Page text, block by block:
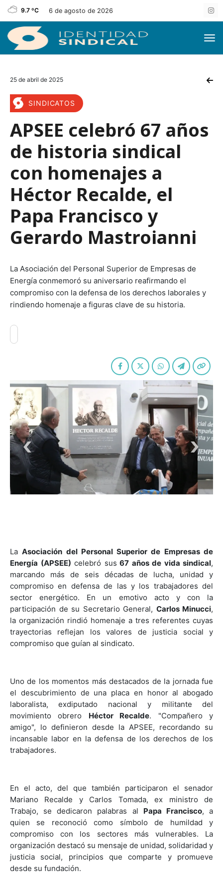
9.7 ºC 6 de agosto de 2026
25 de abril de 2025
SINDICATOS
APSEE celebró 67 años
de historia sindical
con homenajes a
Héctor Recalde, el
Papa Francisco y
Gerardo Mastroianni
La Asociación del Personal Superior de Empresas de
Energía conmemoró su aniversario reafirmando el
compromiso con la defensa de los derechos laborales y
rindiendo homenaje a figuras clave de su historia.
LaAsociación del Personal Superior de Empresas de
Energía (APSEE) celebró sus67 años de vida sindical,
marcando más de seis décadas de lucha, unidad y
compromiso en defensa de las y los trabajadores del
sector energético. En un emotivo acto y con la
participación de su Secretario General, Carlos Minucci,
la organización rindió homenaje a tres referentes cuyas
trayectorias reflejan los valores de justicia social y
Uno de los momentos más destacados de la jornada fue
el descubrimiento de una placa en honor al abogado
laboralista, exdiputado nacional y militante del
movimiento obrero
Héctor Recalde. "Compañero y
amigo", lo definieron desde la APSEE, recordando su
incansable labor en la defensa de los derechos de los
En el acto, del que también participaron el senador
Mariano Recalde y Carlos Tomada, ex ministro de
Trabajo, se dedicaron palabras alPapa Francisco, a
quien se reconoció como símbolo de humildad y
compromiso con los sectores más vulnerables. La
organización destacó su mensaje de unidad, solidaridad y
justicia social, principios que comparte y promueve